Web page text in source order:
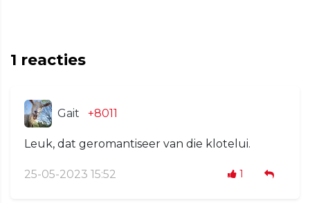
1 reacties
Gait +8011
Leuk, dat geromantiseer van die klotelui.
25-05-2023 15:52 1